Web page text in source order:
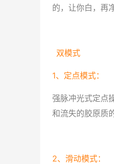
的，让你白，再
双模式
1、定点模式：
强脉冲光式定点
和流失的胶原质
2、滑动模式：